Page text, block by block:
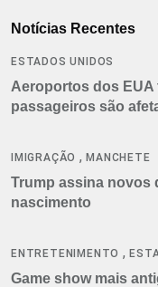
Notícias Recentes
ESTADOS UNIDOS
Aeroportos dos EUA
passageiros são
IMIGRAÇÃO ,MANCHETE
Trump assina novos
nascimento
ENTRETENIMENTO ,
Game show mais